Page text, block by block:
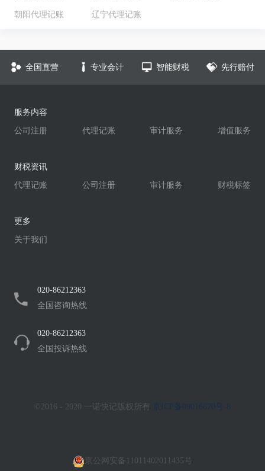
朝阳代理记账 辽宁代理记账
全国直营 专业会计 智能财税 先行赔付
服务内容
公司注册
代理记账 审计服务 增值服务
财税资讯
代理记账
公司注册 审计服务 财税标签
更多
关于我们
020-86212363
全国咨询热线
020-86212363
全国投诉热线
©2016 - 2020 一诺快记版权所有 京ICP备09016670号-8
京公网安备11011402011435号